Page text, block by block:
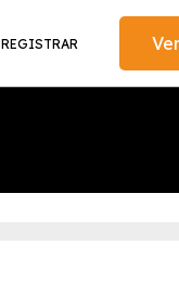
REGISTRAR